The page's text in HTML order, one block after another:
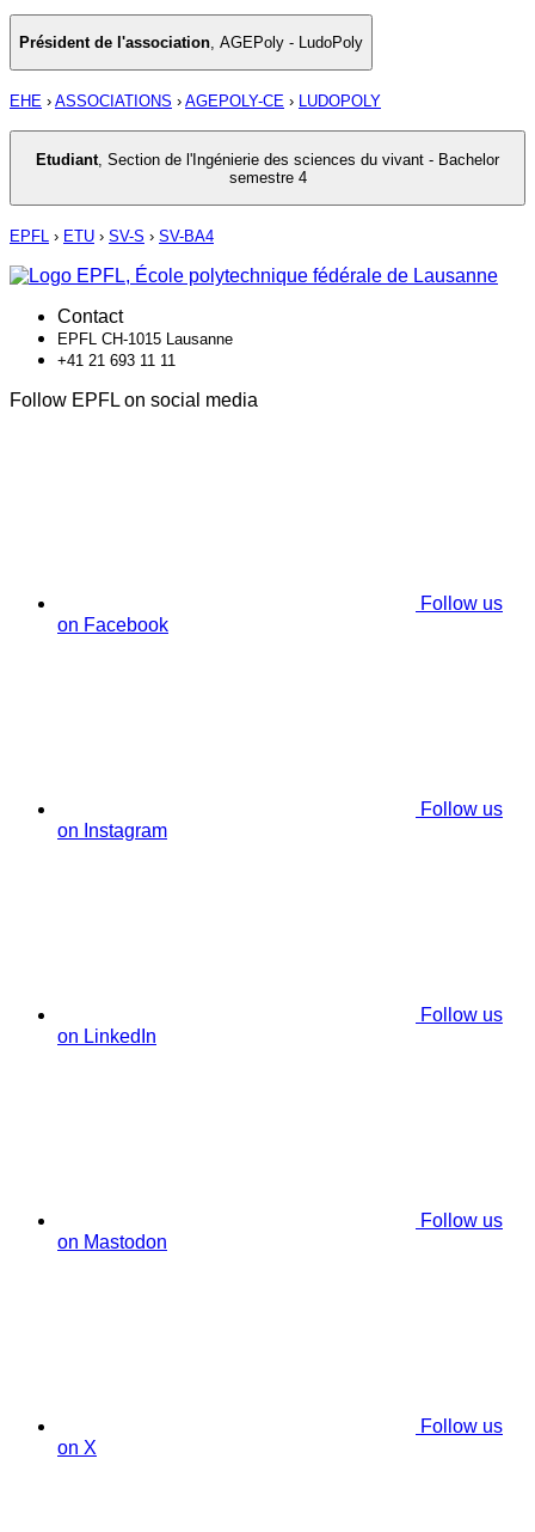
Président de l'association, AGEPoly - LudoPoly
EHE › ASSOCIATIONS › AGEPOLY-CE › LUDOPOLY
Etudiant Section de l'Ingénierie des sciences du vivant - Bachelor
semestre 4
EPFL › ETU › SV-S › SV-BA4
Contact
EPFL CH-1015 Lausanne
+41 21 693 11 11
Follow EPFL on social media
Follow us
on Facebook
Follow us
on Instagram
Follow us
on LinkedIn
Follow us
on Mastodon
Follow us
on X